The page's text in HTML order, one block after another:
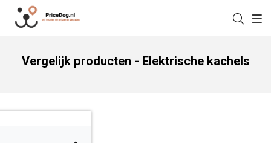
Vergelijk producten - Elektrische kachels